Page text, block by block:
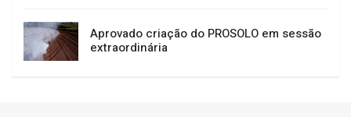
Aprovado criação do PROSOLO em sessão
extraordinária